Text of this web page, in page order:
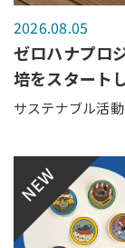
2026.08.05
ゼロハナプロ
培をスタート
サステナブル活動
NEW